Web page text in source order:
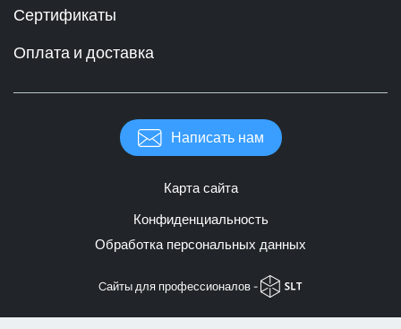
Сертификаты
Оплата и доставка
Написать нам
Карта сайта
Конфиденциальность
Обработка персональных данных
Cайты для профессионалов -